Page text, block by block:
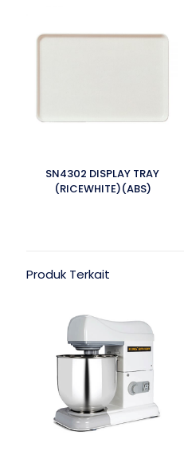
SN4302 DISPLAY TRAY
(RICEWHITE)(ABS)
Produk Terkait